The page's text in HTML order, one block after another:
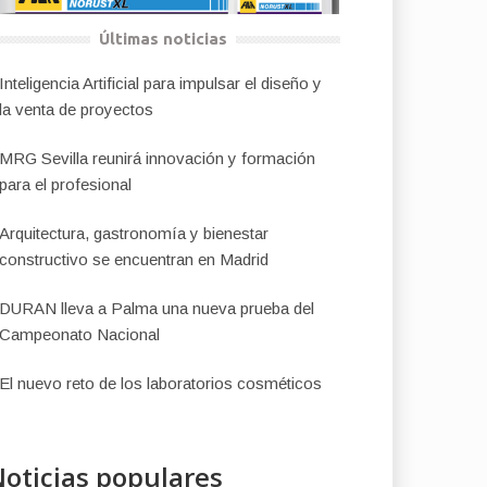
Últimas noticias
Inteligencia Artificial para impulsar el diseño y
la venta de proyectos
MRG Sevilla reunirá innovación y formación
para el profesional
Arquitectura, gastronomía y bienestar
constructivo se encuentran en Madrid
DURAN lleva a Palma una nueva prueba del
Campeonato Nacional
El nuevo reto de los laboratorios cosméticos
populares